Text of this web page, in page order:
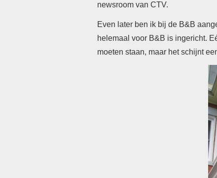
newsroom van CTV.
Even later ben ik bij de B&B
helemaal voor B&B is ingericht.
moeten staan, maar het schijnt